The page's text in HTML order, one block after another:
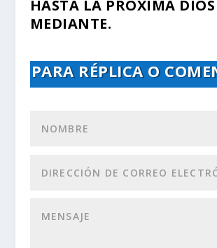
HASTA LA PRÓXIMA DIOS
MEDIANTE.
PARA RÉPLICA O